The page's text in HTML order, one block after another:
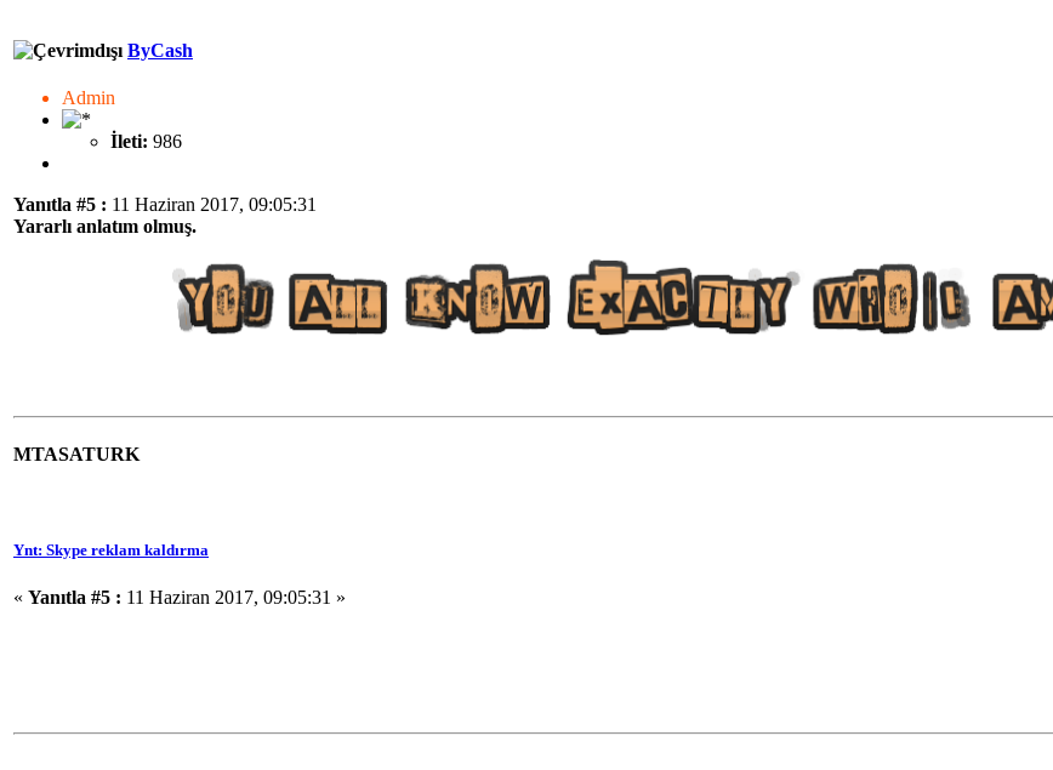
ByCash
Admin
İleti: 986
Yanıtla #5 : 11 Haziran 2017, 09:05:31
Yararlı anlatım olmuş.
MTASATURK
Ynt: Skype reklam kaldırma
« Yanıtla #5 : 11 Haziran 2017, 09:05:31 »